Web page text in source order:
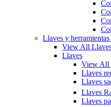
Llaves y
View All
Llaves
View All
Llaves
Llaves
Llaves
Llaves